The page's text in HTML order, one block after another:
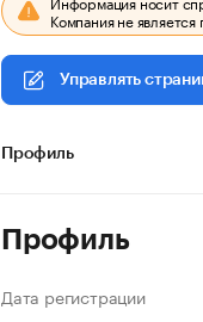
Компания не
Управлять
Профиль
Профиль
Дата регистрации